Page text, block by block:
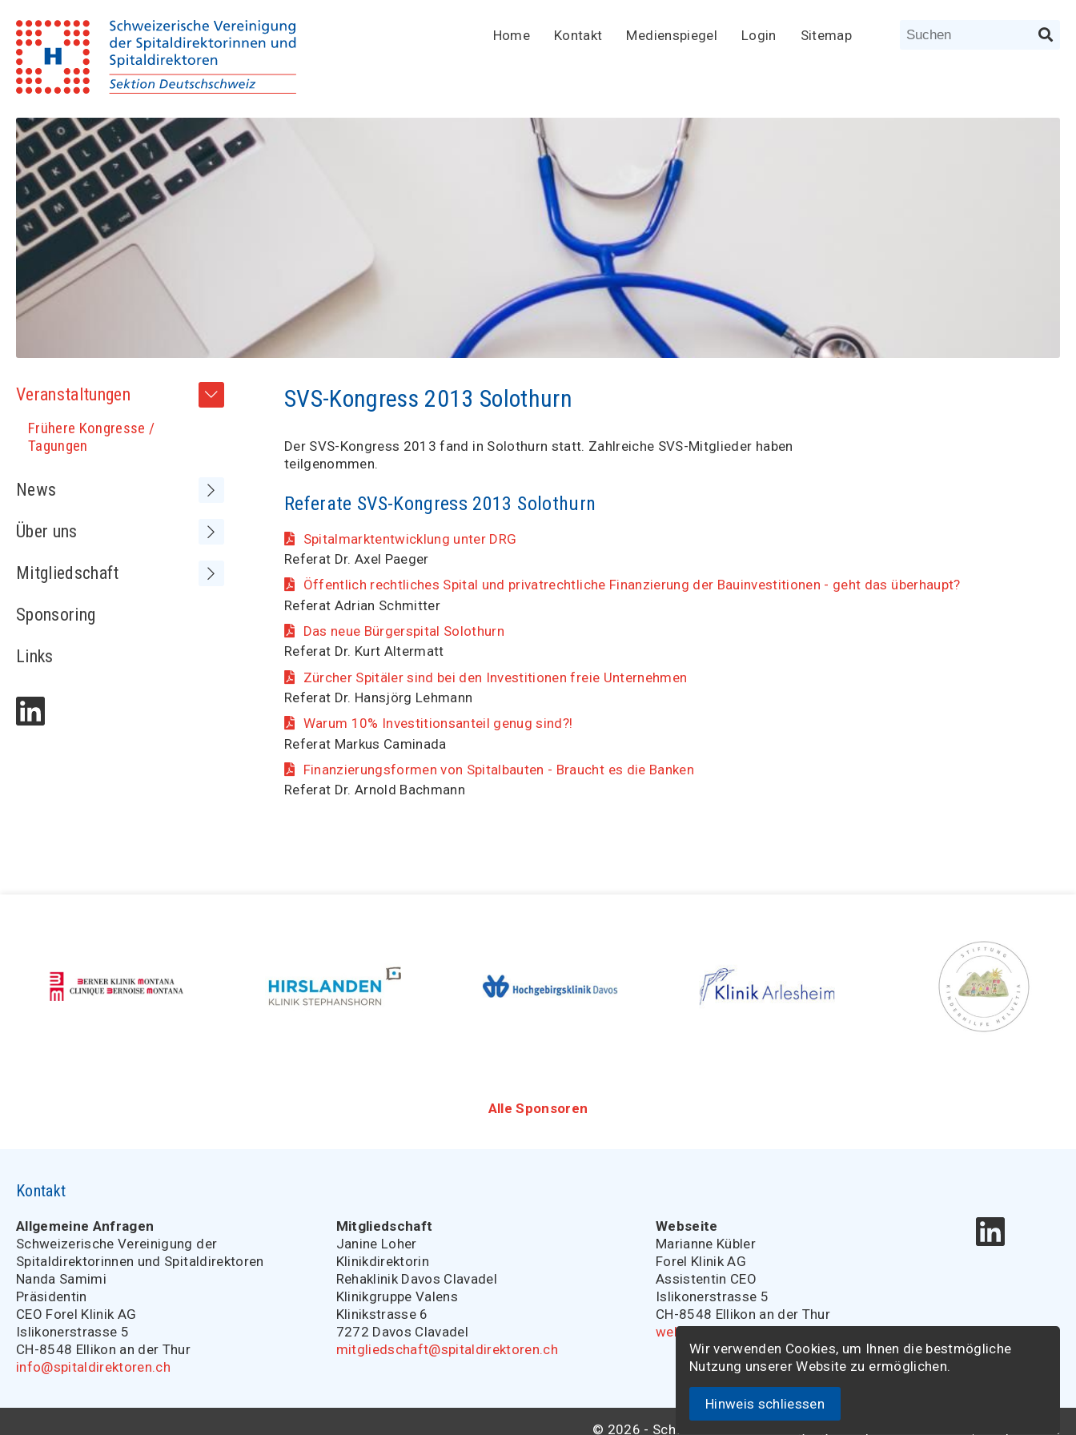
Home Kontakt Medienspiegel Login Sitemap
Veranstaltungen
Frühere Kongresse /
Tagungen
News
Neue SVS-Mitglieder
Über uns
Vorstand
MV+ und SVS-Kongress
Statuten
Kontakt
Mitgliedschaft
Medienspiegel
Sponsoring
Links
SVS-Kongress 2013 Solothurn
Der SVS-Kongress 2013 fand in Solothurn statt. Zahlreiche SVS-Mitglieder haben
teilgenommen.
Referate SVS-Kongress 2013 Solothurn
Spitalmarktentwicklung unter DRG
Referat Dr. Axel Paeger
Öffentlich rechtliches Spital und privatrechtliche Finanzierung der Bauinvestitionen - geht das überhaupt?
Referat Adrian Schmitter
Das neue Bürgerspital Solothurn
Referat Dr. Kurt Altermatt
Zürcher Spitäler sind bei den Investitionen freie Unternehmen
Referat Dr. Hansjörg Lehmann
Warum 10% Investitionsanteil genug sind?!
Referat Markus Caminada
Finanzierungsformen von Spitalbauten - Braucht es die Banken
Referat Dr. Arnold Bachmann
Alle Sponsoren
Kontakt
Allgemeine Anfragen
Schweizerische Vereinigung der
Spitaldirektorinnen und Spitaldirektoren
Nanda Samimi
Präsidentin
CEO Forel Klinik AG
Islikonerstrasse 5
CH-8548 Ellikon an der Thur
info@spitaldirektoren.ch
Mitgliedschaft
Janine Loher
Klinikdirektorin
Rehaklinik Davos Clavadel
Klinikgruppe Valens
Klinikstrasse 6
7272 Davos Clavadel
mitgliedschaft@spitaldirektoren.ch
Webseite
Marianne Kübler
Forel Klinik AG
Assistentin CEO
Islikonerstrasse 5
CH-8548 Ellikon an der Thur
webmaster@spitaldirektoren.ch
© 2026 - Schweizerische Vereinigung der Spitaldirektoren Impressum
Wir verwenden Cookies, um Ihnen die bestmögliche
Nutzung unserer Website zu ermöglichen.
Hinweis schliessen